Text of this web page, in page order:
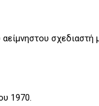
σχεδιαστή
1970.